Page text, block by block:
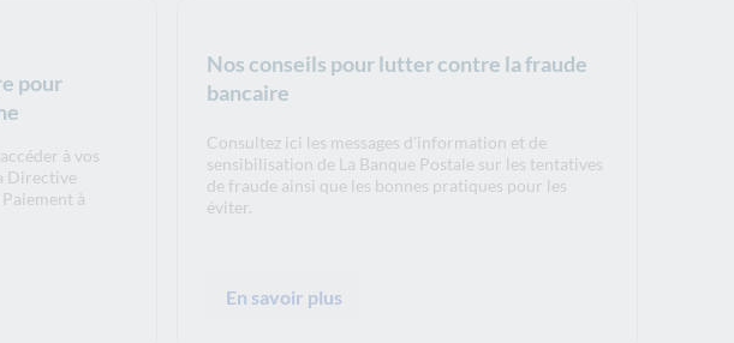
pour
à vos
Directive
à
Nos conseils pour lutter contre la fraude
bancaire
Consultez ici les messages d'information et de
sensibilisation de La Banque Postale sur les tentatives
de fraude ainsi que les bonnes pratiques pour les
éviter.
En savoir plus